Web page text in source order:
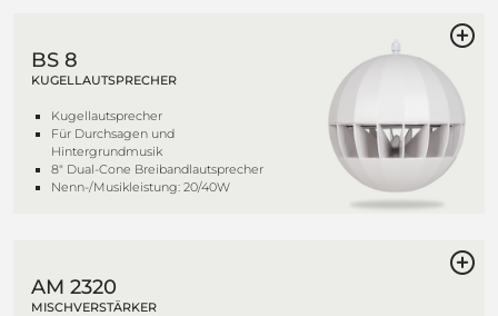
BS 8
KUGELLAUTSPRECHER
Kugellautsprecher
Für Durchsagen und
Hintergrundmusik
8" Dual-Cone Breibandlautsprecher
Nenn-/Musikleistung: 20/40W
AM 2320
MISCHVERSTÄRKER